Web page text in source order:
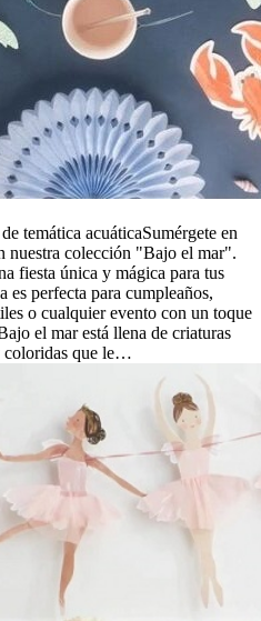
temática acuáticaSumérgete en
nuestra colección "Bajo el mar".
fiesta única y mágica para tus
es perfecta para cumpleaños,
o cualquier evento con un toque
el mar está llena de criaturas
coloridas que le…